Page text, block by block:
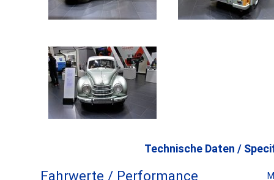
Technische Daten /
Fahrwerte / Performance